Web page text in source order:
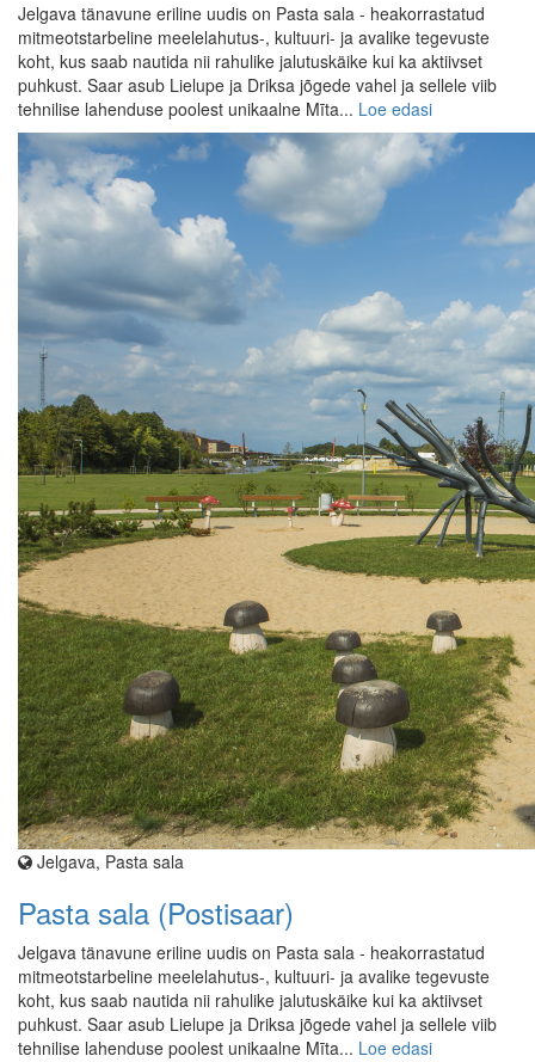
Jelgava tänavune eriline uudis on Pasta sala - heakorrastatud
mitmeotstarbeline meelelahutus-, kultuuri- ja avalike tegevuste
koht, kus saab nautida nii rahulike jalutuskäike kui ka aktiivset
puhkust. Saar asub Lielupe ja Driksa jõgede vahel ja sellele viib
tehnilise lahenduse poolest unikaalne Mīta... Loe edasi
Jelgava, Pasta sala
Pasta sala (Postisaar)
Jelgava tänavune eriline uudis on Pasta sala - heakorrastatud
mitmeotstarbeline meelelahutus-, kultuuri- ja avalike tegevuste
koht, kus saab nautida nii rahulike jalutuskäike kui ka aktiivset
puhkust. Saar asub Lielupe ja Driksa jõgede vahel ja sellele viib
tehnilise lahenduse poolest unikaalne Mīta... Loe edasi